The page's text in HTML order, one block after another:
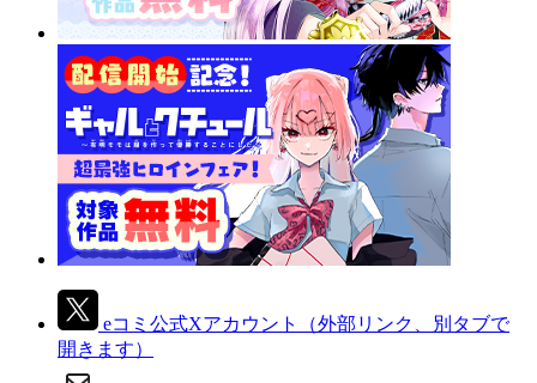
eコミ公式Xアカウント
（外部リンク、別タブで
開きます）